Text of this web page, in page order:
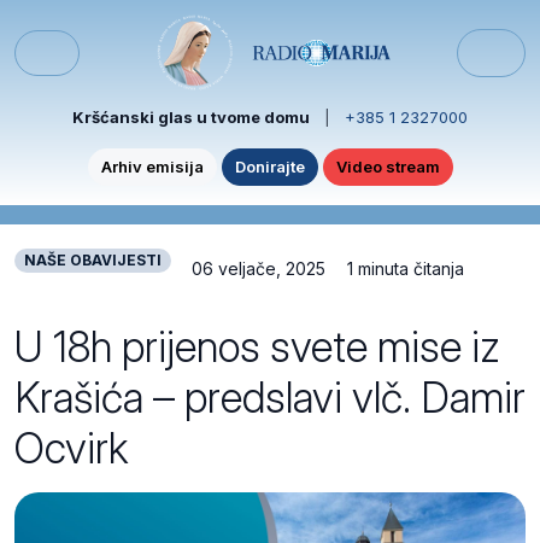
Menu
Kršćanski glas u tvome domu +385 1 2327000
Arhiv emisija Donirajte Video stream
NAŠE OBAVIJESTI 06 veljače, 2025 1 minuta čitanja
U 18h prijenos svete mise iz
Krašića – predslavi vlč. Damir
Ocvirk